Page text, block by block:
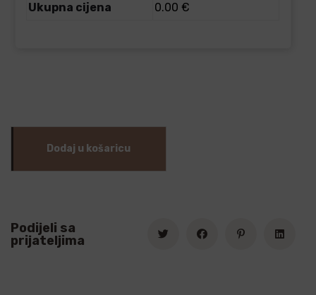
Ukupna cijena 0.00 €
Dodaj u košaricu
Podijeli sa
prijateljima